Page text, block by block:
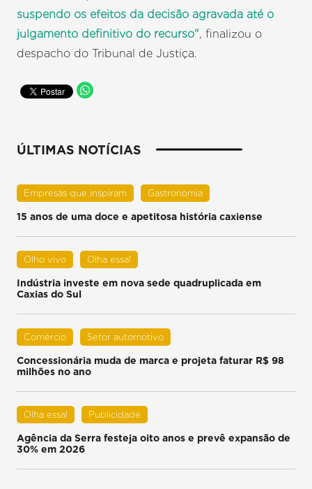
suspendo os efeitos da decisão agravada até o
julgamento definitivo do recurso", finalizou o
despacho do Tribunal de Justiça.
ÚLTIMAS NOTÍCIAS
Empresas que inspiram Gastronomia
15 anos de uma doce e apetitosa história caxiense
Olho vivo Olha essa!
Indústria investe em nova sede quadruplicada em
Caxias do Sul
Comércio Setor automotivo
Concessionária muda de marca e projeta faturar R$ 98
milhões no ano
Olha essa! Publicidade
Agência da Serra festeja oito anos e prevê expansão de
30% em 2026